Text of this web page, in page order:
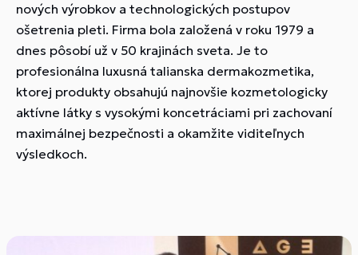
nových výrobkov a technologických postupov
ošetrenia pleti. Firma bola založená v roku 1979 a
dnes pôsobí už v 50 krajinách sveta. Je to
profesionálna luxusná talianska dermakozmetika,
ktorej produkty obsahujú najnovšie kozmetologicky
aktívne látky s vysokými koncetráciami pri zachovaní
maximálnej bezpečnosti a okamžite viditeľnych
výsledkoch.